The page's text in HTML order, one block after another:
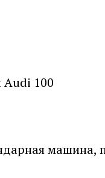
Audi 100
машина,